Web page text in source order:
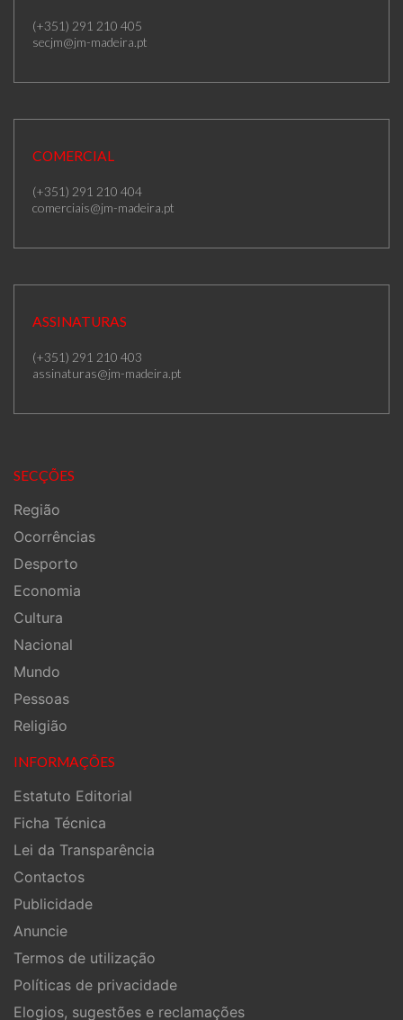
(+351) 291 210 405
secjm@jm-madeira.pt
COMERCIAL
(+351) 291 210 404
comerciais@jm-madeira.pt
ASSINATURAS
(+351) 291 210 403
assinaturas@jm-madeira.pt
SECÇÕES
Região
Ocorrências
Desporto
Economia
Cultura
Nacional
Mundo
Pessoas
Religião
INFORMAÇÕES
Estatuto Editorial
Ficha Técnica
Lei da Transparência
Contactos
Publicidade
Anuncie
Termos de utilização
Políticas de privacidade
Elogios, sugestões e reclamações